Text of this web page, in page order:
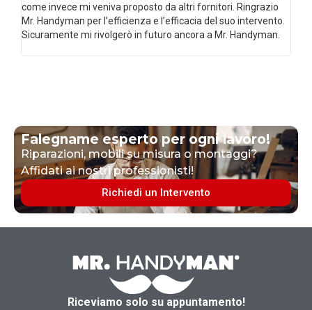
come invece mi veniva proposto da altri fornitori. Ringrazio
Mr. Handyman per l’efficienza e l’efficacia del suo intervento.
Sicuramente mi rivolgerò in futuro ancora a Mr. Handyman.
Falegname esperto per ogni lavoro!
Riparazioni, mobili su misura o montaggi?
Affidati ai nostri professionisti!
Richiedi un Intervento
Riceviamo solo su appuntamento!